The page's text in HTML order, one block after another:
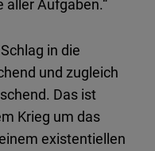
aller Aufgaben.“
in die
und zugleich
Das ist
Krieg um das
existentiellen